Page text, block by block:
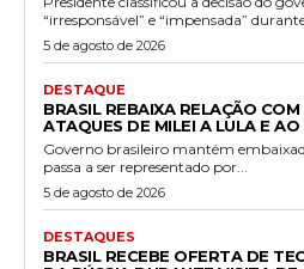
“irresponsável” e “impensada”
5 de agosto de 2026
DESTAQUE
BRASIL REBAIXA RELAÇÃO
ATAQUES DE MILEI A LULA E AO
Governo brasileiro mantém
passa a ser representado por...
5 de agosto de 2026
DESTAQUES
BRASIL RECEBE OFERTA DE